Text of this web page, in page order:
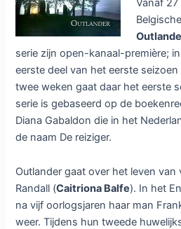
Vanaf
serie zijn open-kanaal-première;
eerste deel van het eerste
twee weken gaat daar het eerste
serie is gebaseerd op de
Diana Gabaldon die in het
de naam De reiziger.
Outlander gaat over het leven van
Randall (Caitriona Balfe). In het
na vijf oorlogsjaren haar man
weer. Tijdens hun tweede